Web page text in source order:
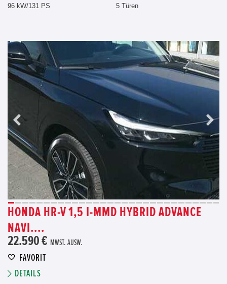
96 kW/131 PS
5 Türen
HONDA HR-V 1,5 I-MMD HYBRID ADVANCE
NAVI....
22.590 € MWST. AUSW.
FAVORIT
DETAILS